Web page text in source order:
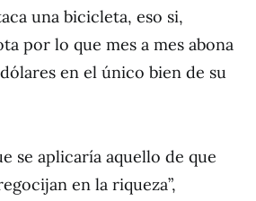
una bicicleta, eso si,
por lo que mes a mes abona
en el único bien de su
se aplicaría aquello de que
en la riqueza”,